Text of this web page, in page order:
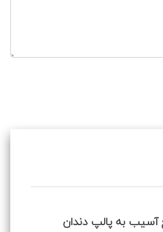
آسیب به پالپ دندان